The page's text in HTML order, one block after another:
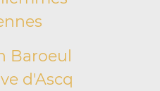
Baroeul
d'Ascq